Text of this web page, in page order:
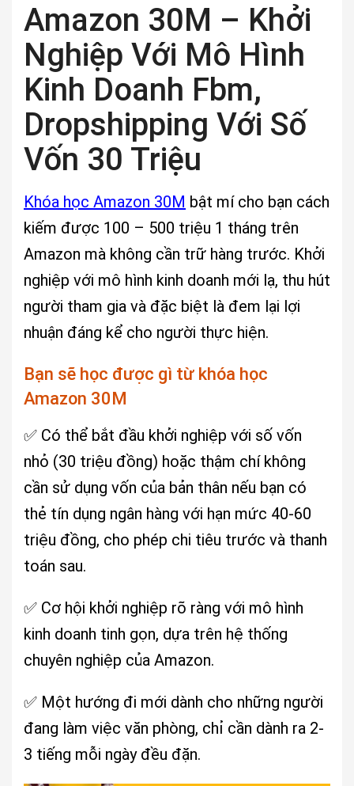
Amazon 30M – Khởi
Nghiệp Với Mô Hình
Kinh Doanh Fbm,
Dropshipping Với Số
Vốn 30 Triệu
Khóa học Amazon 30M bật mí cho bạn cách
kiếm được 100 – 500 triệu 1 tháng trên
Amazon mà không cần trữ hàng trước. Khởi
nghiệp với mô hình kinh doanh mới lạ, thu hút
người tham gia và đặc biệt là đem lại lợi
nhuận đáng kể cho người thực hiện.
Bạn sẽ học được gì từ khóa học
Amazon 30M
✅ Có thể bắt đầu khởi nghiệp với số vốn
nhỏ (30 triệu đồng) hoặc thậm chí không
cần sử dụng vốn của bản thân nếu bạn có
thẻ tín dụng ngân hàng với hạn mức 40-60
triệu đồng, cho phép chi tiêu trước và thanh
toán sau.
✅ Cơ hội khởi nghiệp rõ ràng với mô hình
kinh doanh tinh gọn, dựa trên hệ thống
chuyên nghiệp của Amazon.
✅ Một hướng đi mới dành cho những người
đang làm việc văn phòng, chỉ cần dành ra 2-
3 tiếng mỗi ngày đều đặn.